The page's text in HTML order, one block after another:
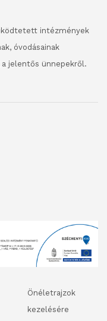
intézmények
óvodásainak
jelentős ünnepekről.
Önéletrajzok
kezelésére